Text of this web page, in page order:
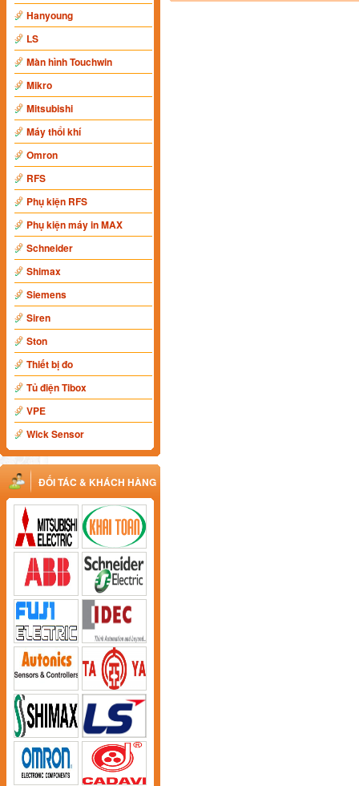
Hanyoung
LS
Màn hình Touchwin
Mikro
Mitsubishi
Máy thổi khí
Omron
RFS
Phụ kiện RFS
Phụ kiện máy in MAX
Schneider
Shimax
Siemens
Siren
Ston
Thiết bị đo
Tủ điện Tibox
VPE
Wick Sensor
ĐỐI TÁC & KHÁCH HÀNG